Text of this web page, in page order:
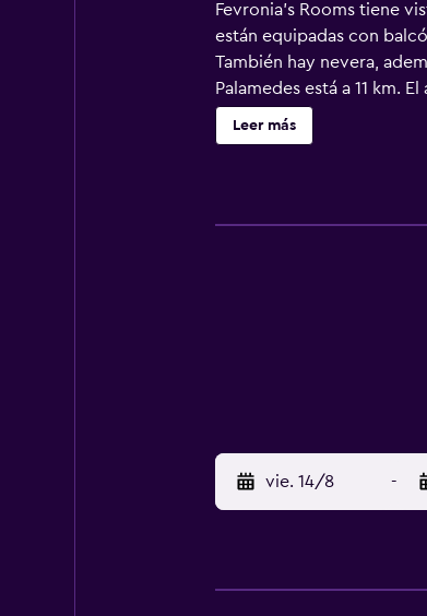
Fevronia's Rooms tiene
están equipadas con
También hay nevera,
Palamedes está a 11 km.
Leer más
vie. 14/8 -